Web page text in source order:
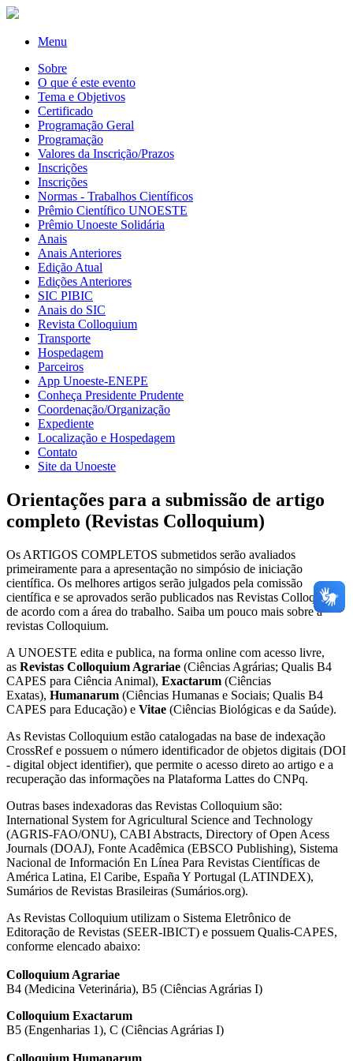
Menu
Sobre
O que é este evento
Tema e Objetivos
Certificado
Programação Geral
Programação
Valores da Inscrição/Prazos
Inscrições
Inscrições
Normas - Trabalhos Científicos
Prêmio Científico UNOESTE
Prêmio Unoeste Solidária
Anais
Anais Anteriores
Edição Atual
Edições Anteriores
SIC PIBIC
Anais do SIC
Revista Colloquium
Transporte
Hospedagem
Parceiros
App Unoeste-ENEPE
Conheça Presidente Prudente
Coordenação/Organização
Expediente
Localização e Hospedagem
Contato
Site da Unoeste
Orientações para a submissão de artigo
completo (Revistas Colloquium)
Os ARTIGOS COMPLETOS submetidos serão avaliados
primeiramente para a apresentação no simpósio de iniciação
científica. Os melhores artigos serão julgados pela comissão
científica e se aprovados serão publicados nas Revistas Colloquium,
de acordo com a área do trabalho. Saiba um pouco mais sobre a
revistas Colloquium.
A UNOESTE edita e publica, na forma online com acesso livre,
as Revistas Colloquium Agrariae (Ciências Agrárias; Qualis B4
CAPES para Ciência Animal), Exactarum (Ciências
Exatas), Humanarum (Ciências Humanas e Sociais; Qualis B4
CAPES para Educação) e Vitae (Ciências Biológicas e da Saúde).
As Revistas Colloquium estão catalogadas na base de indexação
CrossRef e possuem o número identificador de objetos digitais (DOI
- digital object identifier), que permite o acesso direto ao artigo e a
recuperação das informações na Plataforma Lattes do CNPq.
Outras bases indexadoras das Revistas Colloquium são:
International System for Agricultural Science and Technology
(AGRIS-FAO/ONU), CABI Abstracts, Directory of Open Acess
Journals (DOAJ), Fonte Acadêmica (EBSCO Publishing), Sistema
Nacional de Información En Línea Para Revistas Científicas de
América Latina, El Caribe, España Y Portugal (LATINDEX),
Sumários de Revistas Brasileiras (Sumários.org).
As Revistas Colloquium utilizam o Sistema Eletrônico de
Editoração de Revistas (SEER-IBICT) e possuem Qualis-CAPES,
conforme elencado abaixo:
Colloquium Agrariae
B4 (Medicina Veterinária), B5 (Ciências Agrárias I)
Colloquium Exactarum
B5 (Engenharias 1), C (Ciências Agrárias I)
Colloquium Humanarum